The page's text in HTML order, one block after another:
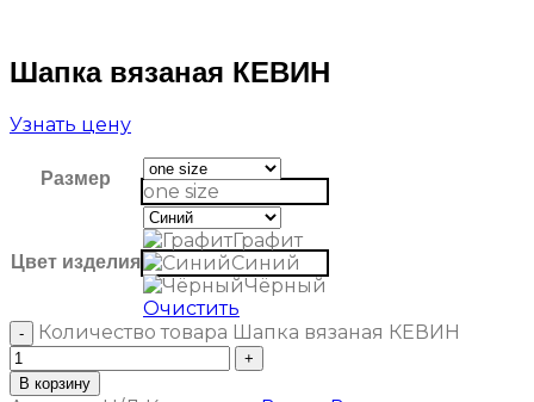
Шапка вязаная КЕВИН
Узнать цену
Размер
one size
Цвет изделия
Графит
Синий
Чёрный
Очистить
Количество товара Шапка вязаная КЕВИН
В корзину